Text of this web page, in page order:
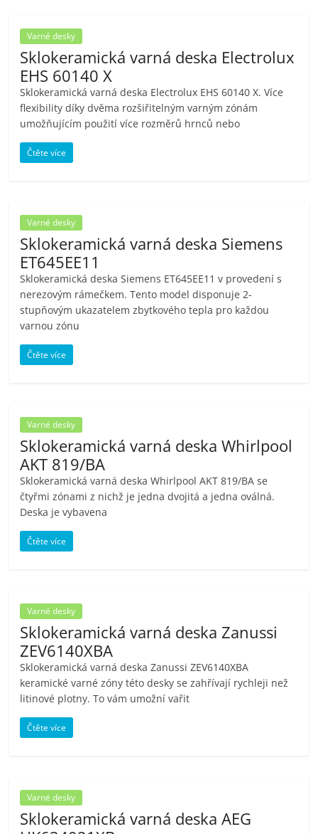
Varné desky
Sklokeramická varná deska Electrolux
EHS 60140 X
Sklokeramická varná deska Electrolux EHS 60140 X. Více
flexibility díky dvěma rozšiřitelným varným zónám
umožňujícím použití více rozměrů hrnců nebo
Čtěte více
Varné desky
Sklokeramická varná deska Siemens
ET645EE11
Sklokeramická deska Siemens ET645EE11 v provedení s
nerezovým rámečkem. Tento model disponuje 2-
stupňovým ukazatelem zbytkového tepla pro každou
varnou zónu
Čtěte více
Varné desky
Sklokeramická varná deska Whirlpool
AKT 819/BA
Sklokeramická varná deska Whirlpool AKT 819/BA se
čtyřmi zónami z nichž je jedna dvojitá a jedna oválná.
Deska je vybavena
Čtěte více
Varné desky
Sklokeramická varná deska Zanussi
ZEV6140XBA
Sklokeramická varná deska Zanussi ZEV6140XBA
keramické varné zóny této desky se zahřívají rychleji než
litinové plotny. To vám umožní vařit
Čtěte více
Varné desky
Sklokeramická varná deska AEG